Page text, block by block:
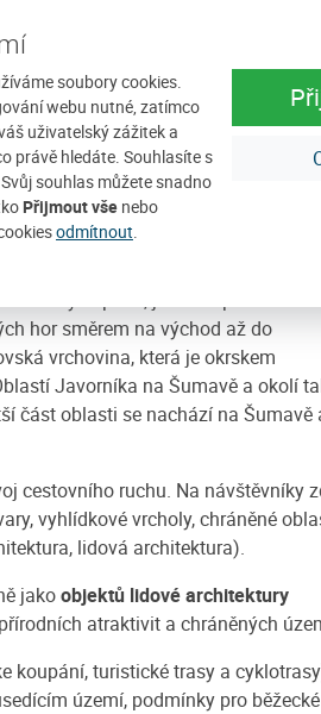
soubory cookies.
webu nutné, zatímco
uživatelský zážitek a
právě hledáte. Souhlasíte s
souhlas můžete snadno
Přijmout vše nebo
odmítnout
Lazny, Lhota nad Rohanovem,
Rohanov, Řetenice, Strašín,
části Vacova, Kašperských Hor,
jeJavorník (1066 m n. m.)
plání, jež tvoří podcelek
hor směrem na východ až do
vrchovina, která je okrskem
Javorníka na Šumavě a okolí
část oblasti se nachází na Šumavě
cestovního ruchu. Na návštěvníky
vyhlídkové vrcholy, chráněné
lidová architektura).
jakoobjektů lidové architektury
atraktivit a chráněných
koupání, turistické trasy a
území, podmínky pro běžecké